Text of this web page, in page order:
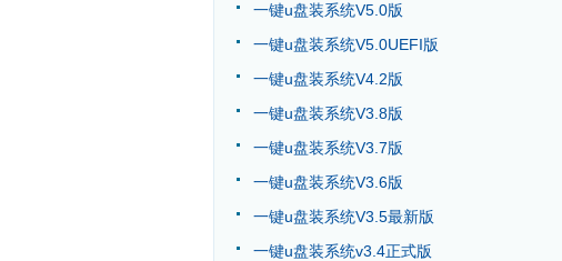
一键u盘装系统V5.0版
一键u盘装系统V5.0UEFI版
一键u盘装系统V4.2版
一键u盘装系统V3.8版
一键u盘装系统V3.7版
一键u盘装系统V3.6版
一键u盘装系统V3.5最新版
一键u盘装系统v3.4正式版